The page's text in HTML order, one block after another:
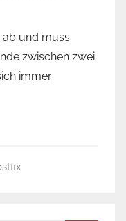
und muss
zwischen zwei
immer